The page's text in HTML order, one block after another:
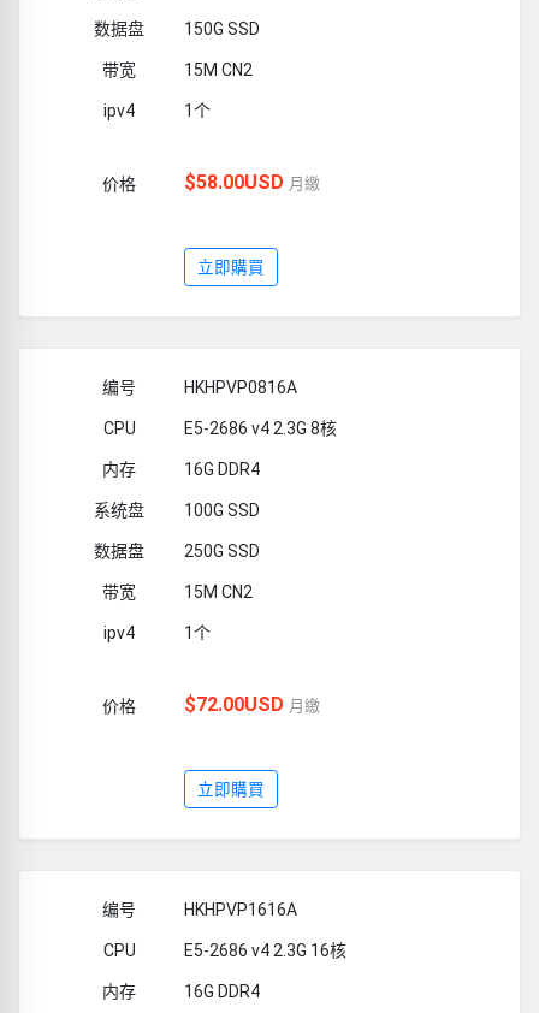
150G SSD
15M CN2
1个
$58.00USD 月繳
立即購買
HKHPVP0816A
E5-2686 v4 2.3G 8核
16G DDR4
100G SSD
250G SSD
15M CN2
1个
$72.00USD 月繳
立即購買
HKHPVP1616A
E5-2686 v4 2.3G 16核
16G DDR4